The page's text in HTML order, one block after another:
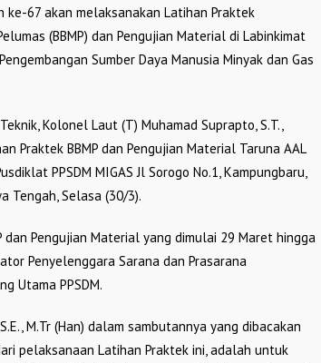
67 akan melaksanakan Latihan Praktek
(BBMP) dan Pengujian Material di Labinkimat
Sumber Daya Manusia Minyak dan Gas
Kolonel Laut (T) Muhamad Suprapto, S.T.,
Praktek BBMP dan Pengujian Material Taruna AAL
PPSDM MIGAS Jl Sorogo No.1, Kampungbaru,
Tengah, Selasa (30/3).
Pengujian Material yang dimulai 29 Maret hingga
Penyelenggara Sarana dan Prasarana
Utama PPSDM.
M.Tr (Han) dalam sambutannya yang dibacakan
pelaksanaan Latihan Praktek ini, adalah untuk